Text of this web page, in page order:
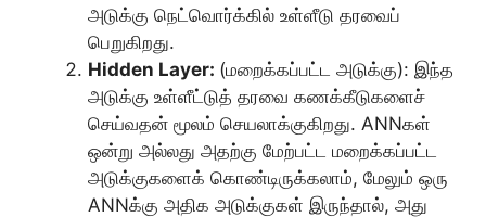
அடுக்கு நெட்வொர்க்கில் உள்ளீடு தரவைப்
பெறுகிறது.
Hidden Layer: (மறைக்கப்பட்ட அடுக்கு): இந்த
அடுக்கு உள்ளீட்டுத் தரவை கணக்கீடுகளைச்
செய்வதன் மூலம் செயலாக்குகிறது. ANNகள்
ஒன்று அல்லது அதற்கு மேற்பட்ட மறைக்கப்பட்ட
அடுக்குகளைக் கொண்டிருக்கலாம், மேலும் ஒரு
ANNக்கு அதிக அடுக்குகள் இருந்தால், அது